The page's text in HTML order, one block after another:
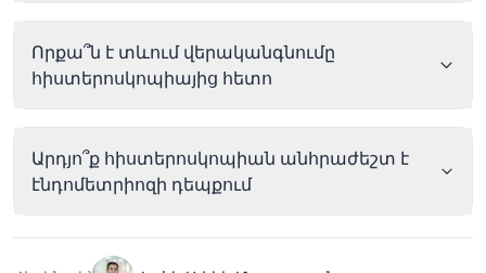
Որքա՞ն է տևում վերականգնումը
հիստերոսկոպիայից հետո
Արդյո՞ք հիստերոսկոպիան անհրաժեշտ է
էնդոմետրիոզի դեպքում